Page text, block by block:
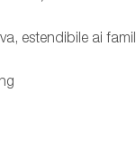
estendibile ai